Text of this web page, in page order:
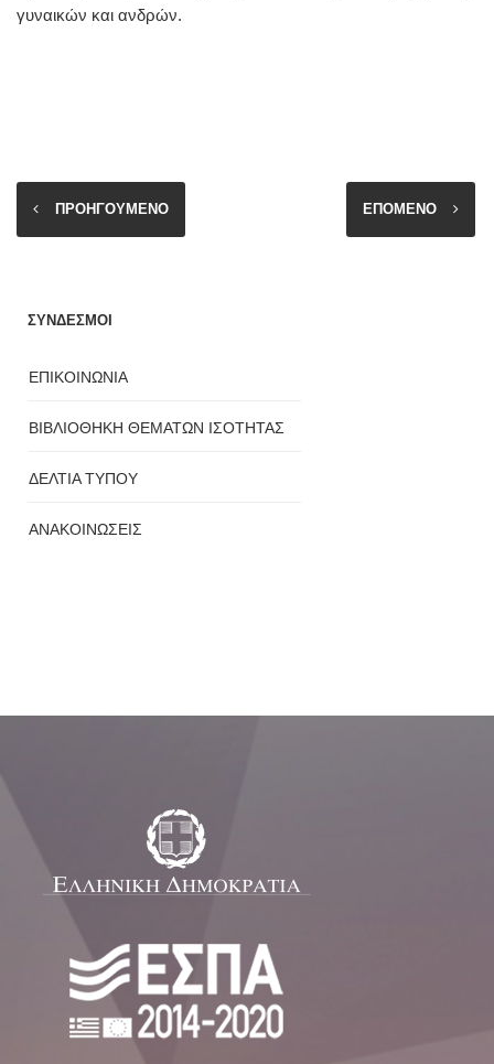
γυναικών και ανδρών.
ΠΡΟΗΓΟΥΜΕΝΟ ΕΠΟΜΕΝΟ
ΣΥΝΔΕΣΜΟΙ
ΕΠΙΚΟΙΝΩΝΙΑ
ΒΙΒΛΙΟΘΗΚΗ ΘΕΜΑΤΩΝ ΙΣΟΤΗΤΑΣ
ΔΕΛΤΙΑ ΤΥΠΟΥ
ΑΝΑΚΟΙΝΩΣΕΙΣ